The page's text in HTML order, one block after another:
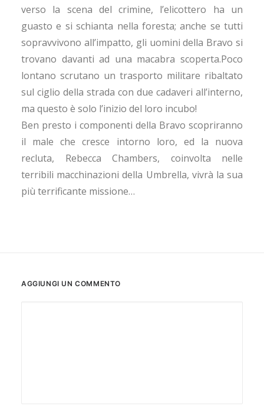
verso la scena del crimine, l’elicottero ha un
guasto e si schianta nella foresta; anche se tutti
sopravvivono all’impatto, gli uomini della Bravo si
trovano davanti ad una macabra scoperta.Poco
lontano scrutano un trasporto militare ribaltato
sul ciglio della strada con due cadaveri all’interno,
ma questo è solo l’inizio del loro incubo!
Ben presto i componenti della Bravo scopriranno
il male che cresce intorno loro, ed la nuova
recluta, Rebecca Chambers, coinvolta nelle
terribili macchinazioni della Umbrella, vivrà la sua
più terrificante missione…
AGGIUNGI UN COMMENTO